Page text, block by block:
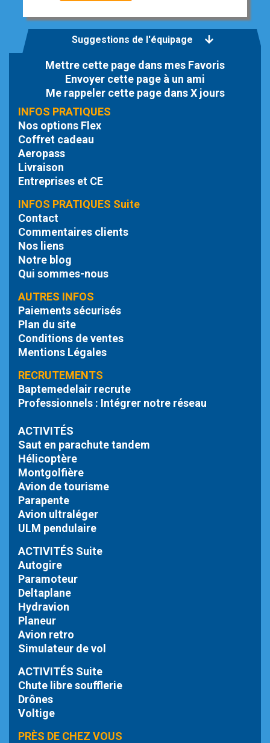
Suggestions de l'équipage
Mettre cette page dans mes Favoris
Envoyer cette page à un ami
Me rappeler cette page dans X jours
INFOS PRATIQUES
Nos options Flex
Coffret cadeau
Aeropass
Livraison
Entreprises et CE
INFOS PRATIQUES Suite
Contact
Commentaires clients
Nos liens
Notre blog
Qui sommes-nous
AUTRES INFOS
Paiements sécurisés
Plan du site
Conditions de ventes
Mentions Légales
RECRUTEMENTS
Baptemedelair recrute
Professionnels : Intégrer notre réseau
ACTIVITÉS
Saut en parachute tandem
Hélicoptère
Montgolfière
Avion de tourisme
Parapente
Avion ultraléger
ULM pendulaire
ACTIVITÉS Suite
Autogire
Paramoteur
Deltaplane
Hydravion
Planeur
Avion retro
Simulateur de vol
ACTIVITÉS Suite
Chute libresoufflerie
Drônes
Voltige
PRÈS DE CHEZ VOUS